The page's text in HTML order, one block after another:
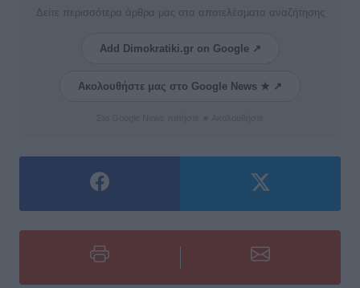
Δείτε περισσότερα άρθρα μας στα αποτελέσματα αναζήτησης
Add Dimokratiki.gr on Google ↗
Ακολουθήστε μας στο Google News ★ ↗